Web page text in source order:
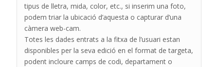
tipus de lletra, mida, color, etc., si inserim una foto,
podem triar la ubicació d’aquesta o capturar d’una
càmera web-cam.
Totes les dades entrats a la fitxa de l’usuari estan
disponibles per la seva edició en el format de targeta,
podent incloure camps de codi, departament o